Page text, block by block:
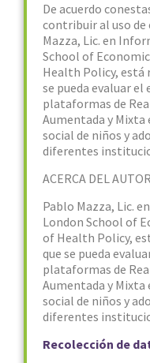
De acuerdo
contribuir al uso
Mazza, Lic. en
School of
Health Policy, está
se pueda evaluar el
plataformas de
Aumentada y
social de niños y
diferentes
ACERCA DEL
Pablo Mazza, Lic.
London School of
of Health Policy,
que se pueda
plataformas de
Aumentada y
social de niños y
diferentes
Recolección de